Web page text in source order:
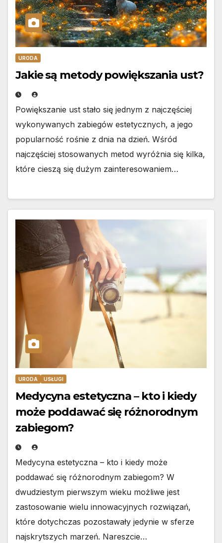
URODA
Jakie są metody powiększania ust?
Powiększanie ust stało się jednym z najczęściej
wykonywanych zabiegów estetycznych, a jego
popularność rośnie z dnia na dzień. Wśród
najczęściej stosowanych metod wyróżnia się kilka,
które cieszą się dużym zainteresowaniem…
URODA USŁUGI
Medycyna estetyczna – kto i kiedy
może poddawać się różnorodnym
zabiegom?
Medycyna estetyczna – kto i kiedy może
poddawać się różnorodnym zabiegom? W
dwudziestym pierwszym wieku możliwe jest
zastosowanie wielu innowacyjnych rozwiązań,
które dotychczas pozostawały jedynie w sferze
najskrytszych marzeń. Nareszcie…